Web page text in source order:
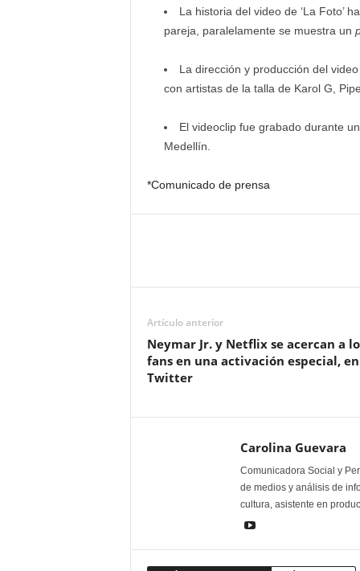
La historia del video de ‘La Foto’
pareja, paralelamente se muestra un
La dirección y producción del
con artistas de la talla de Karol G,
El videoclip fue grabado durante
Medellín.
*Comunicado de prensa
Artículo anterior
Neymar Jr. y Netflix se acercan a
fans en una activación especial, en
Twitter
Carolina Guevara
Comunicadora Social y
de medios y análisis de
cultura, asistente en